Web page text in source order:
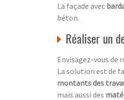
La façade avec
béton.
Réaliser un
Envisagez-vous de
La solution est de
montants des
mais aussi des